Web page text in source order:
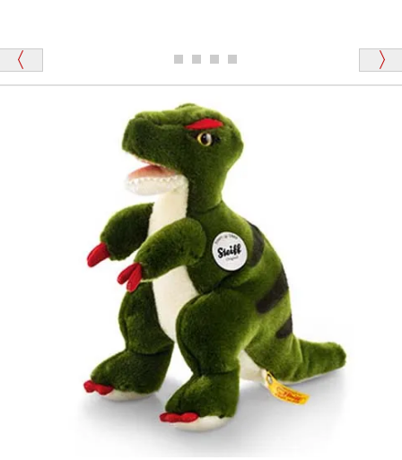
ディベアがいます。
「スクエーカー内蔵」と記載しておりますので、ぜひ
探してみてください。
シュタイフ社製品の実物を見ることはできますか？
当店はネット販売ですので実物をお見せすることが
海外からのお取り寄せと言うことですが、商品はきち
んと届きますか？
ご安心ください！商品は確実にお届けします。
商品は直接海外から届くのですか。受取の際、関税な
どはかかりますか？
商品は全て当店へ入荷させたのち欠品を行いお客様
「前に買ったことがあったお店でしたので」
千葉県 U・Y 様 （女性）
「ChatGPTを利用したところ「くまの小屋」さ
んを紹介され…」
埼玉県 S・W 様
「送られる際にメールなどで届けて頂きとても
安心感がありました」